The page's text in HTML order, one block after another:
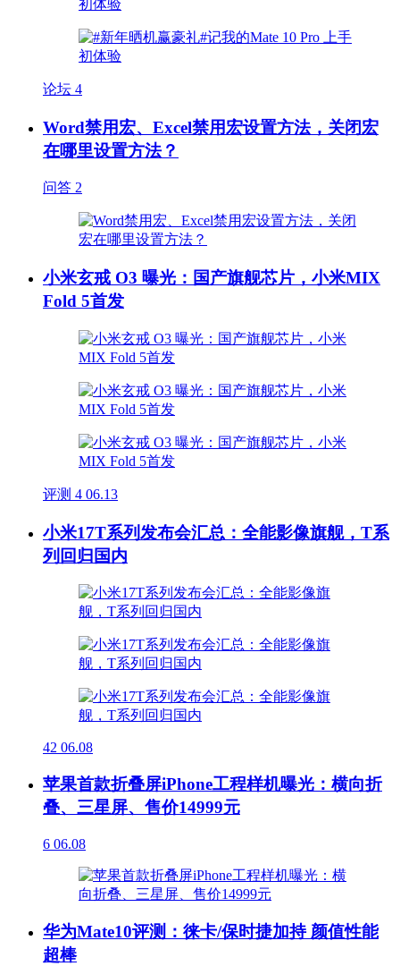
论坛 4
Word禁用宏、Excel禁用宏设置方法，关闭宏
在哪里设置方法？
问答 2
小米玄戒 O3 曝光：国产旗舰芯片，小米MIX
Fold 5首发
评测 4 06.13
小米17T系列发布会汇总：全能影像旗舰，T系
列回归国内
42 06.08
苹果首款折叠屏iPhone工程样机曝光：横向折
叠、三星屏、售价14999元
6 06.08
华为Mate10评测：徕卡/保时捷加持 颜值性能
超棒